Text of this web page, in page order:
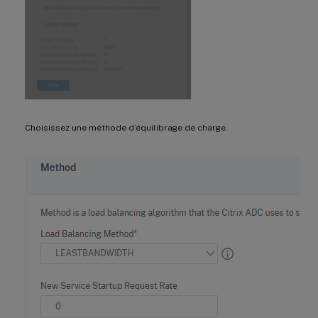
Choisissez une méthode d’équilibrage de charge.